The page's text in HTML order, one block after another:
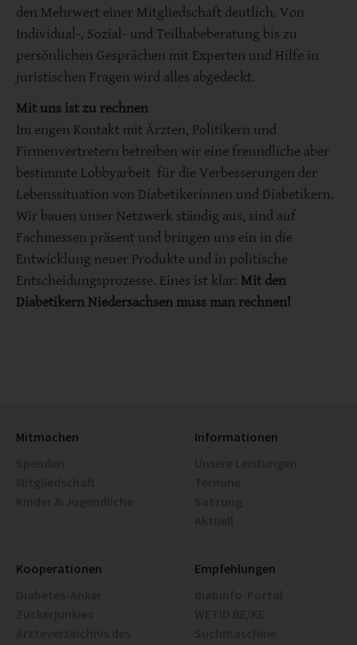
den Mehrwert einer Mitgliedschaft deutlich. Von
Individual-, Sozial- und Teilhabeberatung bis zu
persönlichen Gesprächen mit Experten und Hilfe in
juristischen Fragen wird alles abgedeckt.
Mit uns ist zu rechnen
Im engen Kontakt mit Ärzten, Politikern und
Firmenvertretern betreiben wir eine freundliche aber
bestimmte Lobbyarbeit für die Verbesserungen der
Lebenssituation von Diabetikerinnen und Diabetikern.
Wir bauen unser Netzwerk ständig aus, sind auf
Fachmessen präsent und bringen uns ein in die
Entwicklung neuer Produkte und in politische
Entscheidungsprozesse. Eines ist klar: Mit den
Diabetikern Niedersachsen muss man rechnen!
Mitmachen
Informationen
Kooperationen
Empfehlungen